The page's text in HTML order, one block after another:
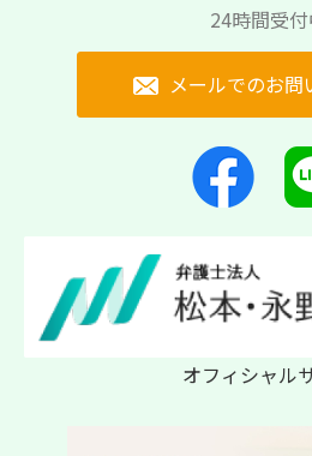
24時間受
メールでのお問
オフィシャル